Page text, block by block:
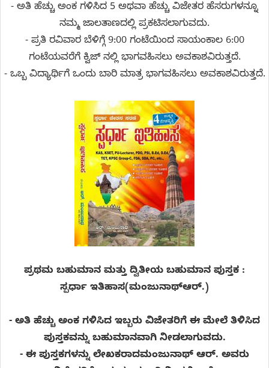
- ಅತಿ ಹೆಚ್ಚು ಅಂಕ ಗಳಿಸಿದ 5 ಅಥವಾ ಹೆಚ್ಚು ವಿಜೇತರ ಹೆಸರುಗಳನ್ನೂ
ನಮ್ಮ ಜಾಲತಾಣದಲ್ಲಿ ಪ್ರಕಟಿಸಲಾಗುವದು.
- ಪ್ರತಿ ರವಿವಾರ ಬೆಳಿಗ್ಗೆ 9:00 ಗಂಟೆಯಿಂದ ಸಾಯಂಕಾಲ 6:00
ಗಂಟೆಯವರೆಗೆ ಕ್ವಿಜ್ ನಲ್ಲಿ ಭಾಗವಹಿಸಲು ಅವಕಾಶವಿರುತ್ತದೆ.
- ಒಬ್ಬ ವಿದ್ಯಾರ್ಥಿಗೆ ಒಂದು ಬಾರಿ ಮಾತ್ರ ಭಾಗವಹಿಸಲು ಅವಕಾಶವಿರುತ್ತದೆ.
ಪ್ರಥಮ ಬಹುಮಾನ ಮತ್ತು ದ್ವಿತೀಯ ಬಹುಮಾನ ಪುಸ್ತಕ :
ಸ್ಪರ್ಧಾ ಇತಿಹಾಸ(ಮಂಜುನಾಥ್ಆರ್.)
- ಅತಿ ಹೆಚ್ಚು ಅಂಕ ಗಳಿಸಿದ ಇಬ್ಬರು ವಿಜೇತರಿಗೆ ಈ ಮೇಲೆ ತಿಳಿಸಿದ
ಪುಸ್ತಕವನ್ನು ಬಹುಮಾನವಾಗಿ ನೀಡಲಾಗುವದು.
- ಈ ಪುಸ್ತಕಗಳನ್ನು ಲೇಖಕರಾದಮಂಜುನಾಥ್ ಆರ್. ಅವರು